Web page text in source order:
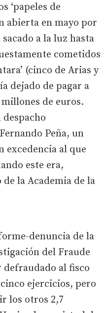
‘papeles de
abierta en mayo por
a la luz hasta
cometidos
(cinco de Arias y
dejado de pagar a
de euros.
despacho
Peña, un
excedencia al que
este era,
la Academia de la
denuncia de la
del Fraude
defraudado al fisco
ejercicios, pero
los otros 2,7